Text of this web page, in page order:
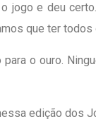
jogo e deu
que ter
o ouro.
edição dos